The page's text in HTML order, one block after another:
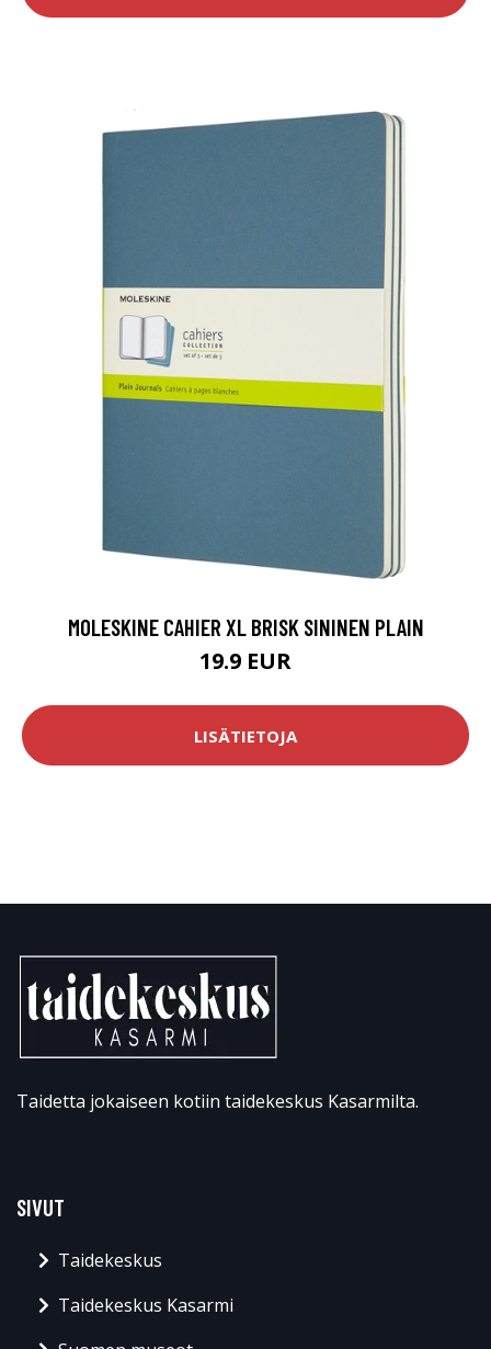
MOLESKINE CAHIER XL BRISK SININEN PLAIN
19.9 EUR
LISÄTIETOJA
Taidetta jokaiseen kotiin taidekeskus Kasarmilta.
SIVUT
Taidekeskus
Taidekeskus Kasarmi